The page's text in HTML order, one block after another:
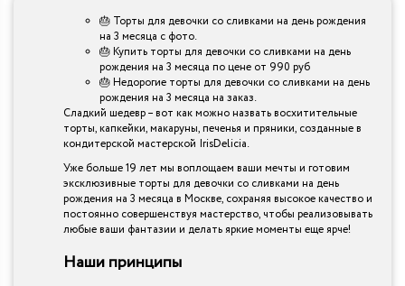
🎂 Торты для девочки со сливками на день рождения
на 3 месяца с фото.
🎂 Купить торты для девочки со сливками на день
рождения на 3 месяца по цене от 990 руб
🎂 Недорогие торты для девочки со сливками на день
рождения на 3 месяца на заказ.
Сладкий шедевр – вот как можно назвать восхитительные
торты, капкейки, макаруны, печенья и пряники, созданные в
кондитерской мастерской IrisDelicia.
Уже больше 19 лет мы воплощаем ваши мечты и готовим
эксклюзивные торты для девочки со сливками на день
рождения на 3 месяца в Москве, сохраняя высокое качество и
постоянно совершенствуя мастерство, чтобы реализовывать
любые ваши фантазии и делать яркие моменты еще ярче!
Наши принципы